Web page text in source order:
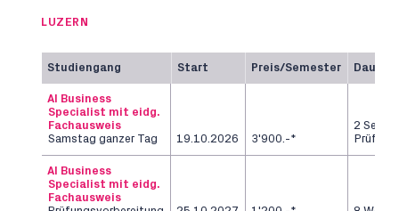
LUZERN
Studiengang Start Preis/Semester Dauer
AI Business
Specialist mit eidg.
Fachausweis
Samstag ganzer Tag
19.10.2026 3'900.-*
2
AI Business
Specialist mit eidg.
Fachausweis